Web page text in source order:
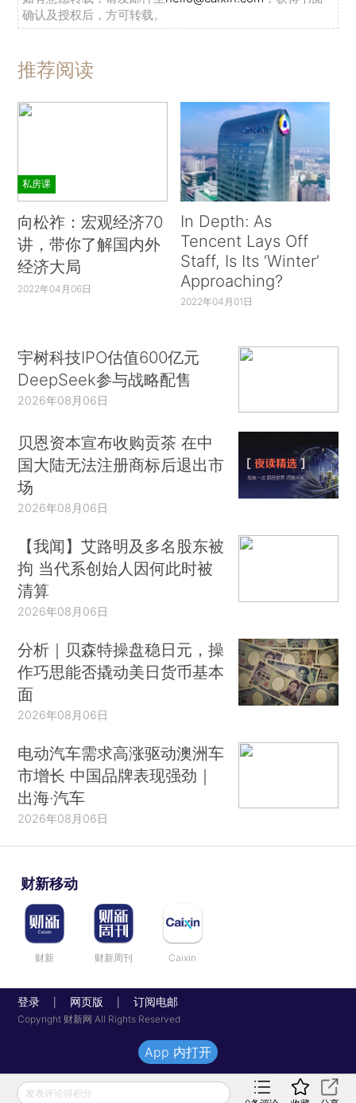
确认及授权后，方可转载。
推荐阅读
私房课
向松祚：宏观经济70
讲，带你了解国内外
经济大局
2022年04月06日
In Depth: As
Tencent Lays Off
Staff, Is Its ‘Winter’
Approaching?
2022年04月01日
宇树科技IPO估值600亿元
DeepSeek参与战略配售
2026年08月06日
贝恩资本宣布收购贡茶 在中
国大陆无法注册商标后退出市
场
2026年08月06日
【我闻】艾路明及多名股东被
拘 当代系创始人因何此时被
清算
2026年08月06日
分析｜贝森特操盘稳日元，操
作巧思能否撬动美日货币基本
面
2026年08月06日
电动汽车需求高涨驱动澳洲车
市增长 中国品牌表现强劲｜
出海·汽车
2026年08月06日
财新移动
财新 财新周刊 Caixin
登录 网页版 订阅电邮
Copyright 财新网 All Rights Reserved
发表评论得积分
App 内打开